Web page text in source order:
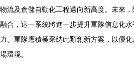
物流及倉儲自動化工程邁向新高度。未來
融合，這一系統將進一步提升軍隊信息化
力。軍隊應積極采納此類創新方案，以優
場環境。